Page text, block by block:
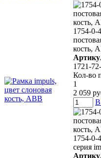
1754-0-
кость,
1721-
Кол-во
1
2 059
В
1754-0-
серия